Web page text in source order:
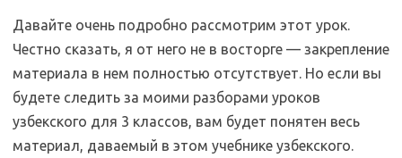
Давайте очень подробно рассмотрим этот урок.
Честно сказать, я от него не в восторге — закрепление
материала в нем полностью отсутствует. Но если вы
будете следить за моими разборами уроков
узбекского для 3 классов, вам будет понятен весь
материал, даваемый в этом учебнике узбекского.